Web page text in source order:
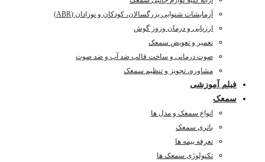
آزمایشات شنوایی بزرگسالان، کودکان و نوزادان (ABR)
ارزیابی و درمان وزوز گوش
تعمیر و تعویض سمعک
صوت درمانی و ساخت قالب ضد آب و ضد صوت
مشاوره، تجویز و تنظیم سمعک
فیلم آموزشی
سمعک
انواع سمعک و مدل ها
باتری سمعک
تعرفه بیمه ها
تکنولوژی سمعک ها